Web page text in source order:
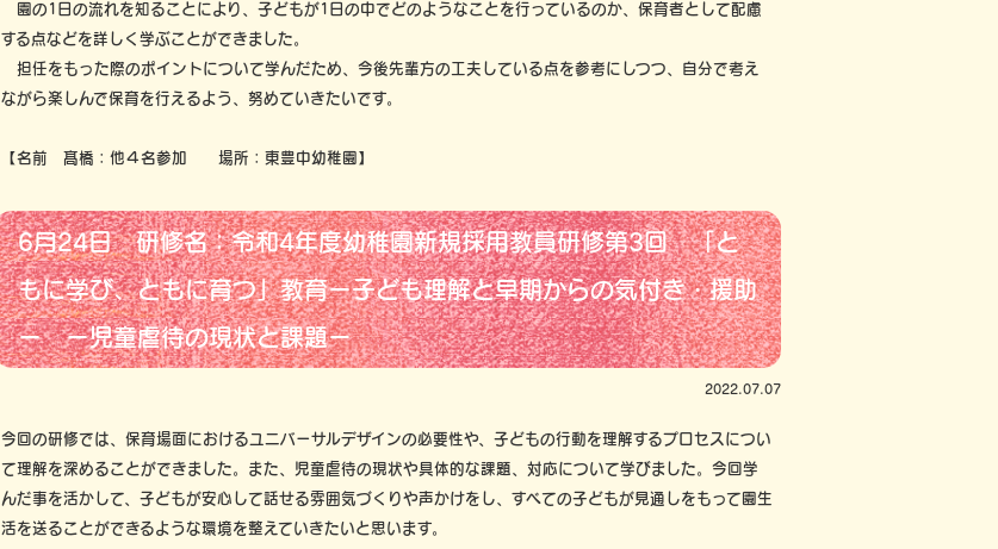
園の1日の流れを知ることにより、子どもが1日の中でどのようなことを行っているのか、保育者として配慮
する点などを詳しく学ぶことができました。
担任をもった際のポイントについて学んだため、今後先輩方の工夫している点を参考にしつつ、自分で考え
ながら楽しんで保育を行えるよう、努めていきたいです。
【名前 髙橋：他４名参加 場所：東豊中幼稚園】
6月24日 研修名：令和4年度幼稚園新規採用教員研修第3回 「と
もに学び、ともに育つ」教育ー子ども理解と早期からの気付き・援助
ー ー児童虐待の現状と課題ー
2022.07.07
今回の研修では、保育場面におけるユニバーサルデザインの必要性や、子どもの行動を理解するプロセスについ
て理解を深めることができました。また、児童虐待の現状や具体的な課題、対応について学びました。今回学
んだ事を活かして、子どもが安心して話せる雰囲気づくりや声かけをし、すべての子どもが見通しをもって園生
活を送ることができるような環境を整えていきたいと思います。